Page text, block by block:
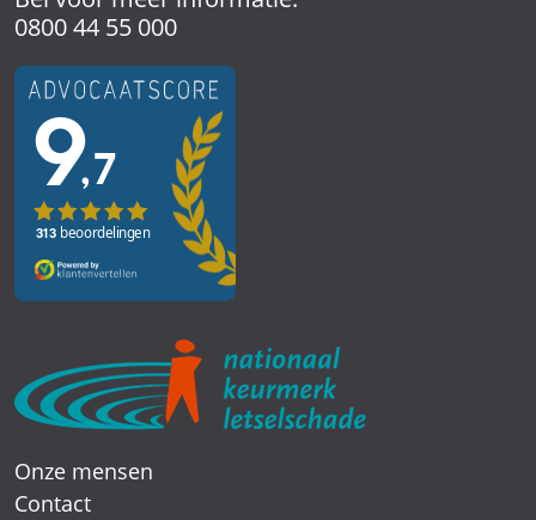
0800 44 55 000
Onze mensen
Contact